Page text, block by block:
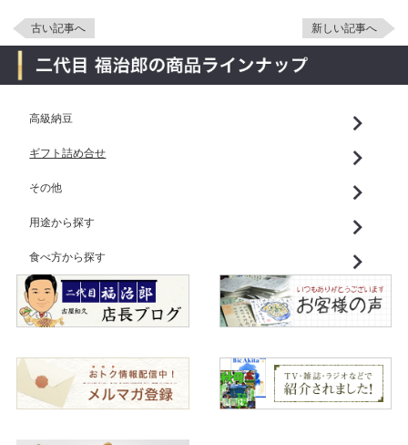
古い記事へ 新しい記事へ
高級納豆
ギフト詰め合せ
その他
用途から探す
食べ方から探す